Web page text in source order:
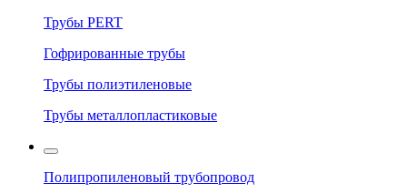
Трубы PERT
Гофрированные трубы
Трубы полиэтиленовые
Трубы металлопластиковые
Полипропиленовый трубопровод